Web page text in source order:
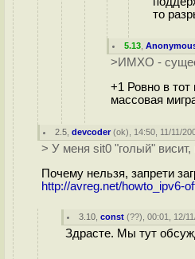
то
5.13 ,
>ИМХО -
+1 Ровно в тот
массовая
2.5 ,devcoder(ok), 14:50, 11/11/
> У меня sit0 "голый"
Почему нельзя, запрети
http://avreg.net/howto_ipv6-
3.10 ,const (??), 00:01, 12/
Здрасте. Мы тут